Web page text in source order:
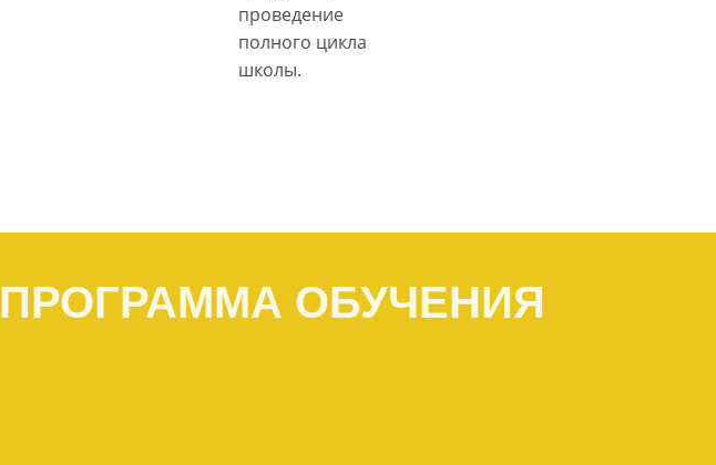
проведение
полного цикла
школы.
ПРОГРАММА ОБУЧЕНИЯ